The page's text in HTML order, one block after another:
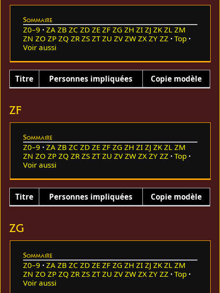
Sommaire
Z0–9 ZA ZB ZC ZD ZE ZF ZG ZH ZI ZJ ZK ZL ZM
ZN ZO ZP ZQ ZR ZS ZT ZU ZV ZW ZX ZY ZZ
Top
Voir aussi
Titre Personnes impliquées Copie modèle
ZF
Sommaire
Z0–9 ZA ZB ZC ZD ZE ZF ZG ZH ZI ZJ ZK ZL ZM
ZN ZO ZP ZQ ZR ZS ZT ZU ZV ZW ZX ZY ZZ
Top
Voir aussi
Titre Personnes impliquées Copie modèle
ZG
Sommaire
Z0–9 ZA ZB ZC ZD ZE ZF ZG ZH ZI ZJ ZK ZL ZM
ZN ZO ZP ZQ ZR ZS ZT ZU ZV ZW ZX ZY ZZ
Top
Voir aussi